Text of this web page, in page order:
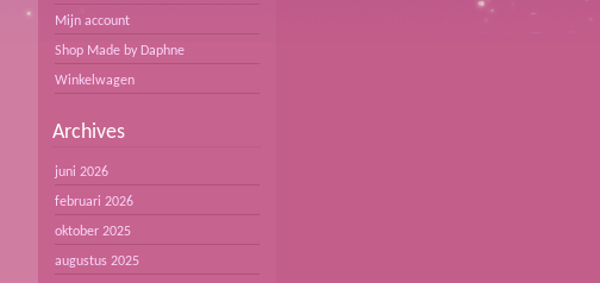
Mijn account
Shop Made by Daphne
Winkelwagen
Archives
juni 2026
februari 2026
oktober 2025
augustus 2025